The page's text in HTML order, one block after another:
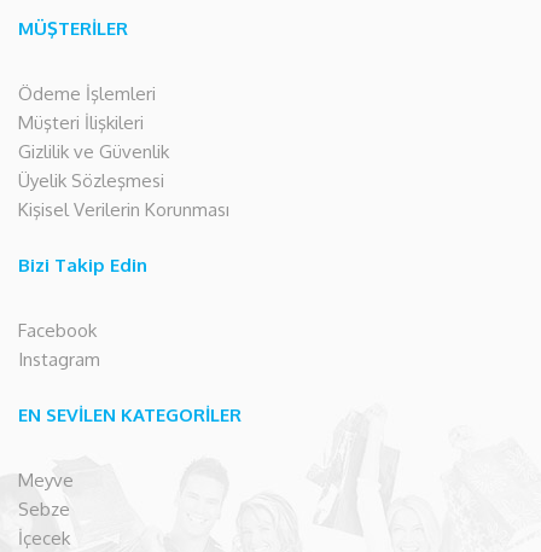
MÜŞTERİLER
Ödeme İşlemleri
Müşteri İlişkileri
Gizlilik ve Güvenlik
Üyelik Sözleşmesi
Kişisel Verilerin Korunması
Bizi Takip Edin
Facebook
Instagram
EN SEVİLEN KATEGORİLER
Meyve
Sebze
İçecek